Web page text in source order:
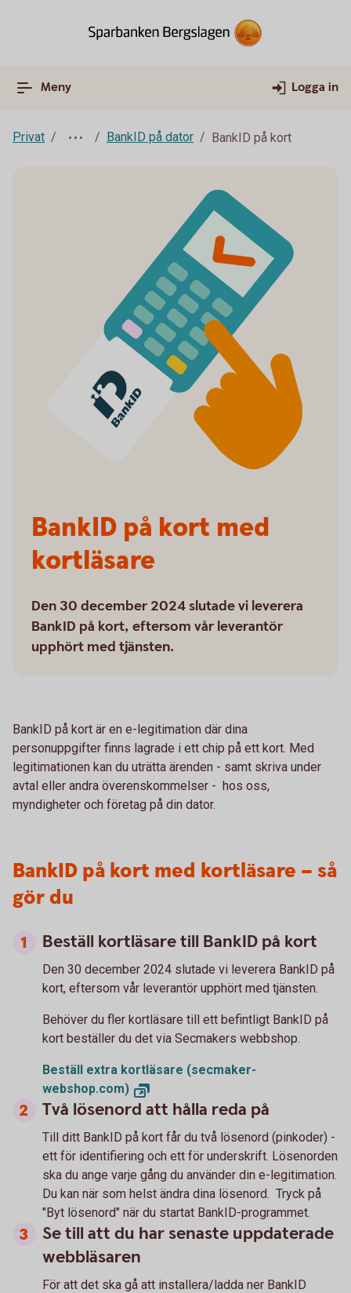
Meny Logga in
Privat BankID på dator BankID på kort
BankID på kort med
kortläsare
Den 30 december 2024 slutade vi leverera
BankID på kort, eftersom vår leverantör
upphört med tjänsten.
BankID på kort är en e-legitimation där dina
personuppgifter finns lagrade i ett chip på ett kort. Med
legitimationen kan du uträtta ärenden - samt skriva under
avtal eller andra överenskommelser - hos oss,
myndigheter och företag på din dator.
BankID på kort med kortläsare – så
gör du
Beställ kortläsare till BankID på kort
Den 30 december 2024 slutade vi leverera BankID på
kort, eftersom vår leverantör upphört med tjänsten.
Behöver du fler kortläsare till ett befintligt BankID på
kort beställer du det via Secmakers webbshop.
Beställ extra kortläsare (secmaker-
webshop.com)
Två lösenord att hålla reda på
Till ditt BankID på kort får du två lösenord (pinkoder) -
ett för identifiering och ett för underskrift. Lösenorden
ska du ange varje gång du använder din e-legitimation.
Du kan när som helst ändra dina lösenord. Tryck på
"Byt lösenord" när du startat BankID-programmet.
Se till att du har senaste uppdaterade
webbläsaren
För att det ska gå att installera/ladda ner BankID